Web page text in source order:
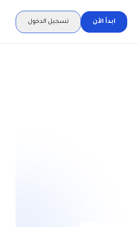
ابدأ الأن تسجيل الدخول